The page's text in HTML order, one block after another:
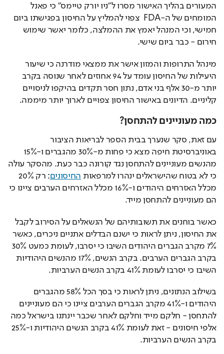
המעורים בהליך האישור מסרו ל"ניו יורק טיימס" כי פאנל
המומחים של ה-FDA  צפוי להמליץ על החיסון בפגישתו ביום
חמישי, וכי המנהל יאמץ את ההמלצה, כלומר יאשר שימוש
חירום - כבר ביום שישי.
מינהל התרופות והמזון אישר את ממצאי מודרנה כי שיעור
היעילות של החיסון עומד על 94 אחוזים לאחר שנוסה בקרב
יותר מ-30 אלף בני אדם, נתון חסר תקדים בהיקפו לניסויים
קליניים. הדיונים באישור החיסון צפויים לארוך יותר מיממה.
כמה מעוניינים להתחסן?
עם זאת, סקר שנערך בבית הספר לבריאות הציבור
באוניברסיטת חיפה מצא כי פחות מ-30% מהגברים ו-15%
מהנשים מעוניינים להתחסן נגד קורונה כבר כעת. מהסקר עולה
כי לא בטוח שהישראלים ינהרו למרפאות החיסונים
: רק 20%
מכלל האזרחים היהודים ו-16% מכלל האזרחים הערבים ציינו כי
הם מעוניינים להתחסן מייד.
כאשר בוחנים את תשובותיהם של הנשאלים על הסירוב לקבל
את החיסון, ניתן לראות כי ישנם הבדלים אתניים ניכרים, כאשר
7% מקרב הגברים היהודים השיבו כי יסרבו, לעומת כמעט 30%
בקרב הגברים הערבים. בקרב הנשים, 17% מהנשים היהודיות
השיבו כי יסרבו לעומת 41% בקרב הנשים הערביות.
בשילוב הנתונים, ניתן לראות כי בסך הכל 58% מהגברים
היהודים ו-41% מקרב הגברים הערבים ציינו כי הם מעוניינים
להתחסן - חלקם מייד וחלקם לאחר שכבר יינתנו בישראל כמה
אלפי חיסונים - זאת לעומת 41% בקרב הנשים היהודיות ו-25%
בקרב הנשים הערביות.